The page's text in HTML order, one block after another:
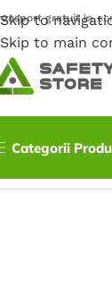
Skip to
Skip to main
gratuitla
Categorii